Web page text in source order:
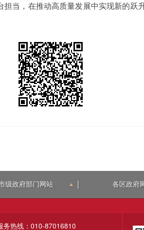
当，在推动高质量发展中实现新的跃
级政府部门网站 各区政府
务热线：010-87016810